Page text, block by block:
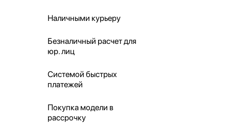
Наличными курьеру
Безналичный расчет для
юр. лиц
Системой быстрых
платежей
Покупка модели в
рассрочку